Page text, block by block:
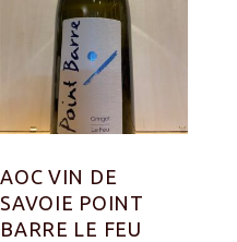
AOC VIN DE
SAVOIE POINT
BARRE LE FEU